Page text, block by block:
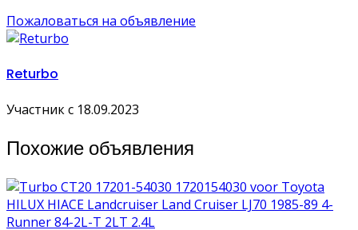
Пожаловаться на объявление
Returbo
Участник с 18.09.2023
Похожие объявления